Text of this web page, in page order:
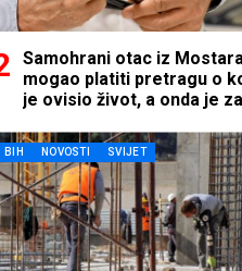
Samohrani otac iz
mogao platiti pretragu o
je ovisio život, a onda je
BIH NOVOSTI SVIJET